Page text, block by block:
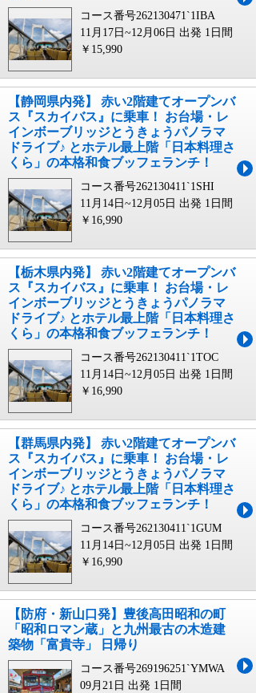
コース番号262130471`1IBA
11月17日~12月06日 出発 1日間
￥15,990
【静岡県内発】 赤い2階建てオープンバ
ス『スカイバス』に乗車！ お台場・レ
インボーブリッジとうきょうパノラマ
ドライブ♪ とホテル最上階「日本料理さ
くら」の本格和食ブッフェランチ！
コース番号262130411`1SHI
11月14日~12月05日 出発 1日間
￥16,990
【栃木県内発】 赤い2階建てオープンバ
ス『スカイバス』に乗車！ お台場・レ
インボーブリッジとうきょうパノラマ
ドライブ♪ とホテル最上階「日本料理さ
くら」の本格和食ブッフェランチ！
コース番号262130411`1TOC
11月14日~12月05日 出発 1日間
￥16,990
【群馬県内発】 赤い2階建てオープンバ
ス『スカイバス』に乗車！ お台場・レ
インボーブリッジとうきょうパノラマ
ドライブ♪ とホテル最上階「日本料理さ
くら」の本格和食ブッフェランチ！
コース番号262130411`1GUM
11月14日~12月05日 出発 1日間
￥16,990
【防府・新山口発】豊後高田昭和の町
「昭和ロマン蔵」と九州最古の木造建
築物「富貴寺」 日帰り
コース番号269196251`YMWA
09月21日 出発 1日間